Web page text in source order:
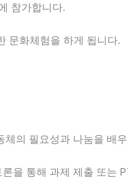
참가합니다.
문화체험을 하게 됩니다.
의 필요성과 나눔을 배
을 통해 과제 제출 또는